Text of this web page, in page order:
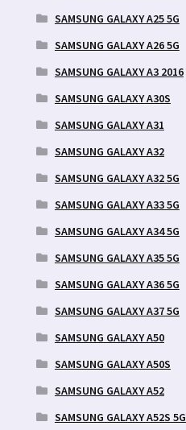
SAMSUNG GALAXY A25 5G
SAMSUNG GALAXY A26 5G
SAMSUNG GALAXY A3 2016
SAMSUNG GALAXY A30S
SAMSUNG GALAXY A31
SAMSUNG GALAXY A32
SAMSUNG GALAXY A32 5G
SAMSUNG GALAXY A33 5G
SAMSUNG GALAXY A34 5G
SAMSUNG GALAXY A35 5G
SAMSUNG GALAXY A36 5G
SAMSUNG GALAXY A37 5G
SAMSUNG GALAXY A50
SAMSUNG GALAXY A50S
SAMSUNG GALAXY A52
SAMSUNG GALAXY A52S 5G